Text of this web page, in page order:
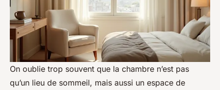
On oublie trop souvent que la chambre n’est pas
qu’un lieu de sommeil, mais aussi un espace de